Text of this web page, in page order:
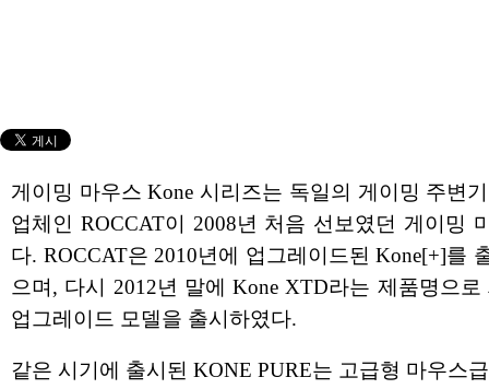
게이밍 마우스 Kone 시리즈는 독일의 게이밍 주변
업체인 ROCCAT이 2008년 처음 선보였던 게이밍
다. ROCCAT은 2010년에 업그레이드된 Kone[+]를
으며, 다시 2012년 말에 Kone XTD라는 제품명으로
업그레이드 모델을 출시하였다.
같은 시기에 출시된 KONE PURE는 고급형 마우스